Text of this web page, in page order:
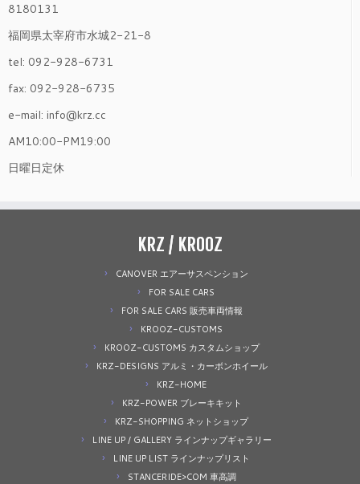
8180131
福岡県太宰府市水城2-21-8
tel: 092-928-6731
fax: 092-928-6735
e-mail: info@krz.cc
AM10:00-PM19:00
日曜日定休
KRZ / KROOZ
CANOVER エアーサスペンション
FOR SALE CARS
FOR SALE CARS 販売車両情報
KROOZ-CUSTOMS
KROOZ-CUSTOMS カスタムショップ
KRZ-DESIGNS アルミ・カーボンホイール
KRZ-HOME
KRZ-POWER ブレーキキット
KRZ-SHOPPING ネットショップ
LINE UP / GALLERY ラインナップギャラリー
LINE UP LIST ラインナップリスト
STANCERIDE>COM 車高調